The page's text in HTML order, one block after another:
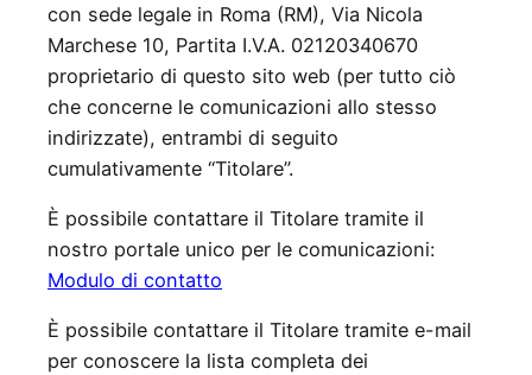
con sede legale in Roma (RM), Via Nicola
Marchese 10, Partita I.V.A. 02120340670
proprietario di questo sito web (per tutto ciò
che concerne le comunicazioni allo stesso
indirizzate), entrambi di seguito
cumulativamente “Titolare”.
È possibile contattare il Titolare tramite il
nostro portale unico per le comunicazioni:
Modulo di contatto
È possibile contattare il Titolare tramite e-mail
per conoscere la lista completa dei